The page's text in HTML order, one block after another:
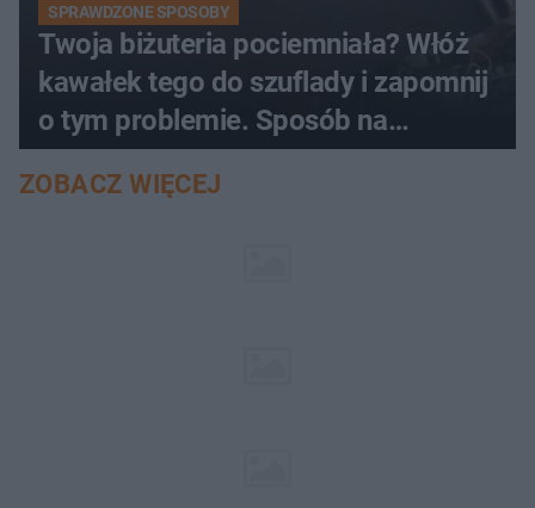
SPRAWDZONE SPOSOBY
Twoja biżuteria pociemniała? Włóż
kawałek tego do szuflady i zapomnij
o tym problemie. Sposób na
pociemniałą biżuterię
ZOBACZ WIĘCEJ